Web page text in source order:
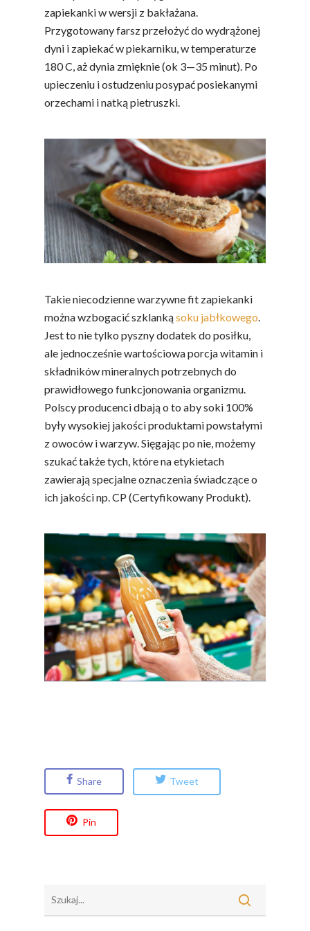
zapiekanki w wersji z bakłażana.
Przygotowany farsz przełożyć do wydrążonej
dyni i zapiekać w piekarniku, w temperaturze
180 C, aż dynia zmięknie (ok 3—35 minut). Po
upieczeniu i ostudzeniu posypać posiekanymi
orzechami i natką pietruszki.
Takie niecodzienne warzywne fit zapiekanki
można wzbogacić szklankąsoku jabłkowego.
Jest to nie tylko pyszny dodatek do posiłku,
ale jednocześnie wartościowa porcja witamin i
składników mineralnych potrzebnych do
prawidłowego funkcjonowania organizmu.
Polscy producenci dbają o to aby soki 100%
były wysokiej jakości produktami powstałymi
z owoców i warzyw. Sięgając po nie, możemy
szukać także tych, które na etykietach
zawierają specjalne oznaczenia świadczące o
ich jakości np. CP (Certyfikowany Produkt).
Share Tweet
Pin